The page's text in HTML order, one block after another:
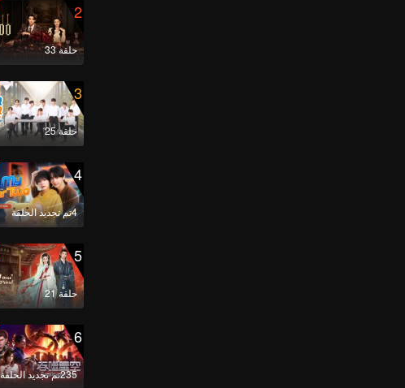
347
349
351
353
355
357
359
2
حلقة 33
3
حلقة 25
4
4تم تجديد الحلقة
5
حلقة 21
6
235تم تجديد الحلقة